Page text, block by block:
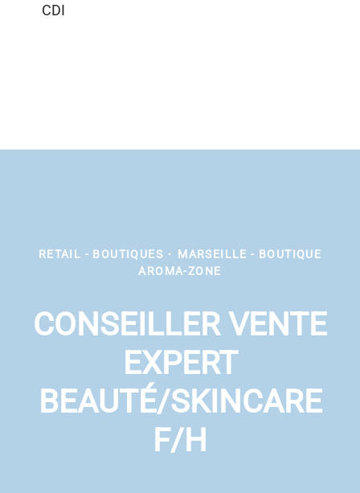
CDI
RETAIL - BOUTIQUES ·
MARSEILLE - BOUTIQUE
AROMA-ZONE
CONSEILLER VENTE
EXPERT
BEAUTÉ/SKINCARE
F/H